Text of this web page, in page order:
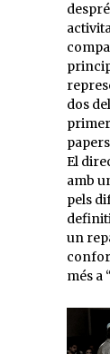
dos
El
amb
pels
un
més a